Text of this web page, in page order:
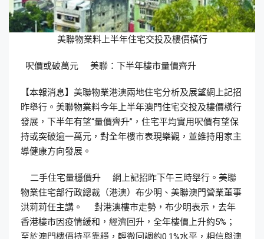
美聯物業料上半年住宅交投及樓價橫行
呎價或破萬元 美聯：下半年樓市量價齊升
【本報消息】美聯物業港澳兩地住宅分析及展望網上記招
昨舉行。美聯物業料今年上半年澳門住宅交投及樓價橫行
發展，下半年有望“量價齊升”，住宅平均實用呎價有望保
持或突破逾一萬元，對全年樓市表現樂觀，並維持用家主
導健康方向發展。
二手住宅量穩價升 網上記招昨下午三時舉行。美聯
物業住宅部行政總裁（港澳）布少明、美聯澳門營業董事
洪莉莉任主講。 對港澳樓市走勢，布少明表示，去年
香港樓市因疫情緩和，經濟回升，全年樓價上升約5%；
至於澳門樓價持平靠穩，輕微回調約0.1%水平，相信與澳